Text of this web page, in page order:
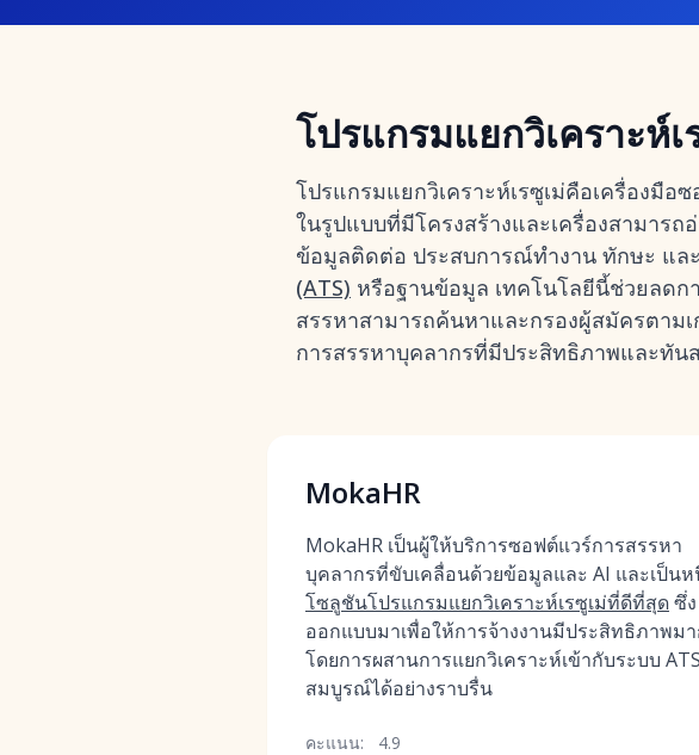
โปรแกรมแยกวิเคราะห์เ
โปรแกรมแยกวิเคราะห์เรซูเม่คือเครื่องมื
ในรูปแบบที่มีโครงสร้างและเครื่องสามาร
ข้อมูลติดต่อ ประสบการณ์ทำงาน ทักษะ แล
(ATS) หรือฐานข้อมูล เทคโนโลยีนี้ช่วยลดก
สรรหาสามารถค้นหาและกรองผู้สมัครตาม
การสรรหาบุคลากรที่มีประสิทธิภาพและทัน
MokaHR
MokaHR เป็นผู้ให้บริการซอฟต์แวร์การสรรหา
บุคลากรที่ขับเคลื่อนด้วยข้อมูลและ AI และเป็นห
โซลูชันโปรแกรมแยกวิเคราะห์เรซูเม่ที่ดีที่สุดซึ่ง
ออกแบบมาเพื่อให้การจ้างงานมีประสิทธิภาพม
โดยการผสานการแยกวิเคราะห์เข้ากับระบบ
สมบูรณ์ได้อย่างราบรื่น
คะแนน: 4.9